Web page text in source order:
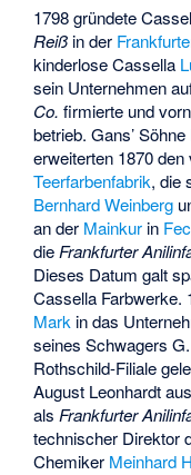
1798 gründete
Reiß in der
kinderlose Cassella
sein Unternehmen
Co. firmierte und
betrieb. Gans’ Söhne
erweiterten 1870
Teerfarbenfabrik, die
Bernhard Weinberg
an der Mainkur in
dieFrankfurter
Dieses Datum galt
Cassella Farbwerke.
Mark in das
seines Schwagers
Rothschild-Filiale
August Leonhardt
alsFrankfurter
technischer Direktor
Chemiker Meinhard